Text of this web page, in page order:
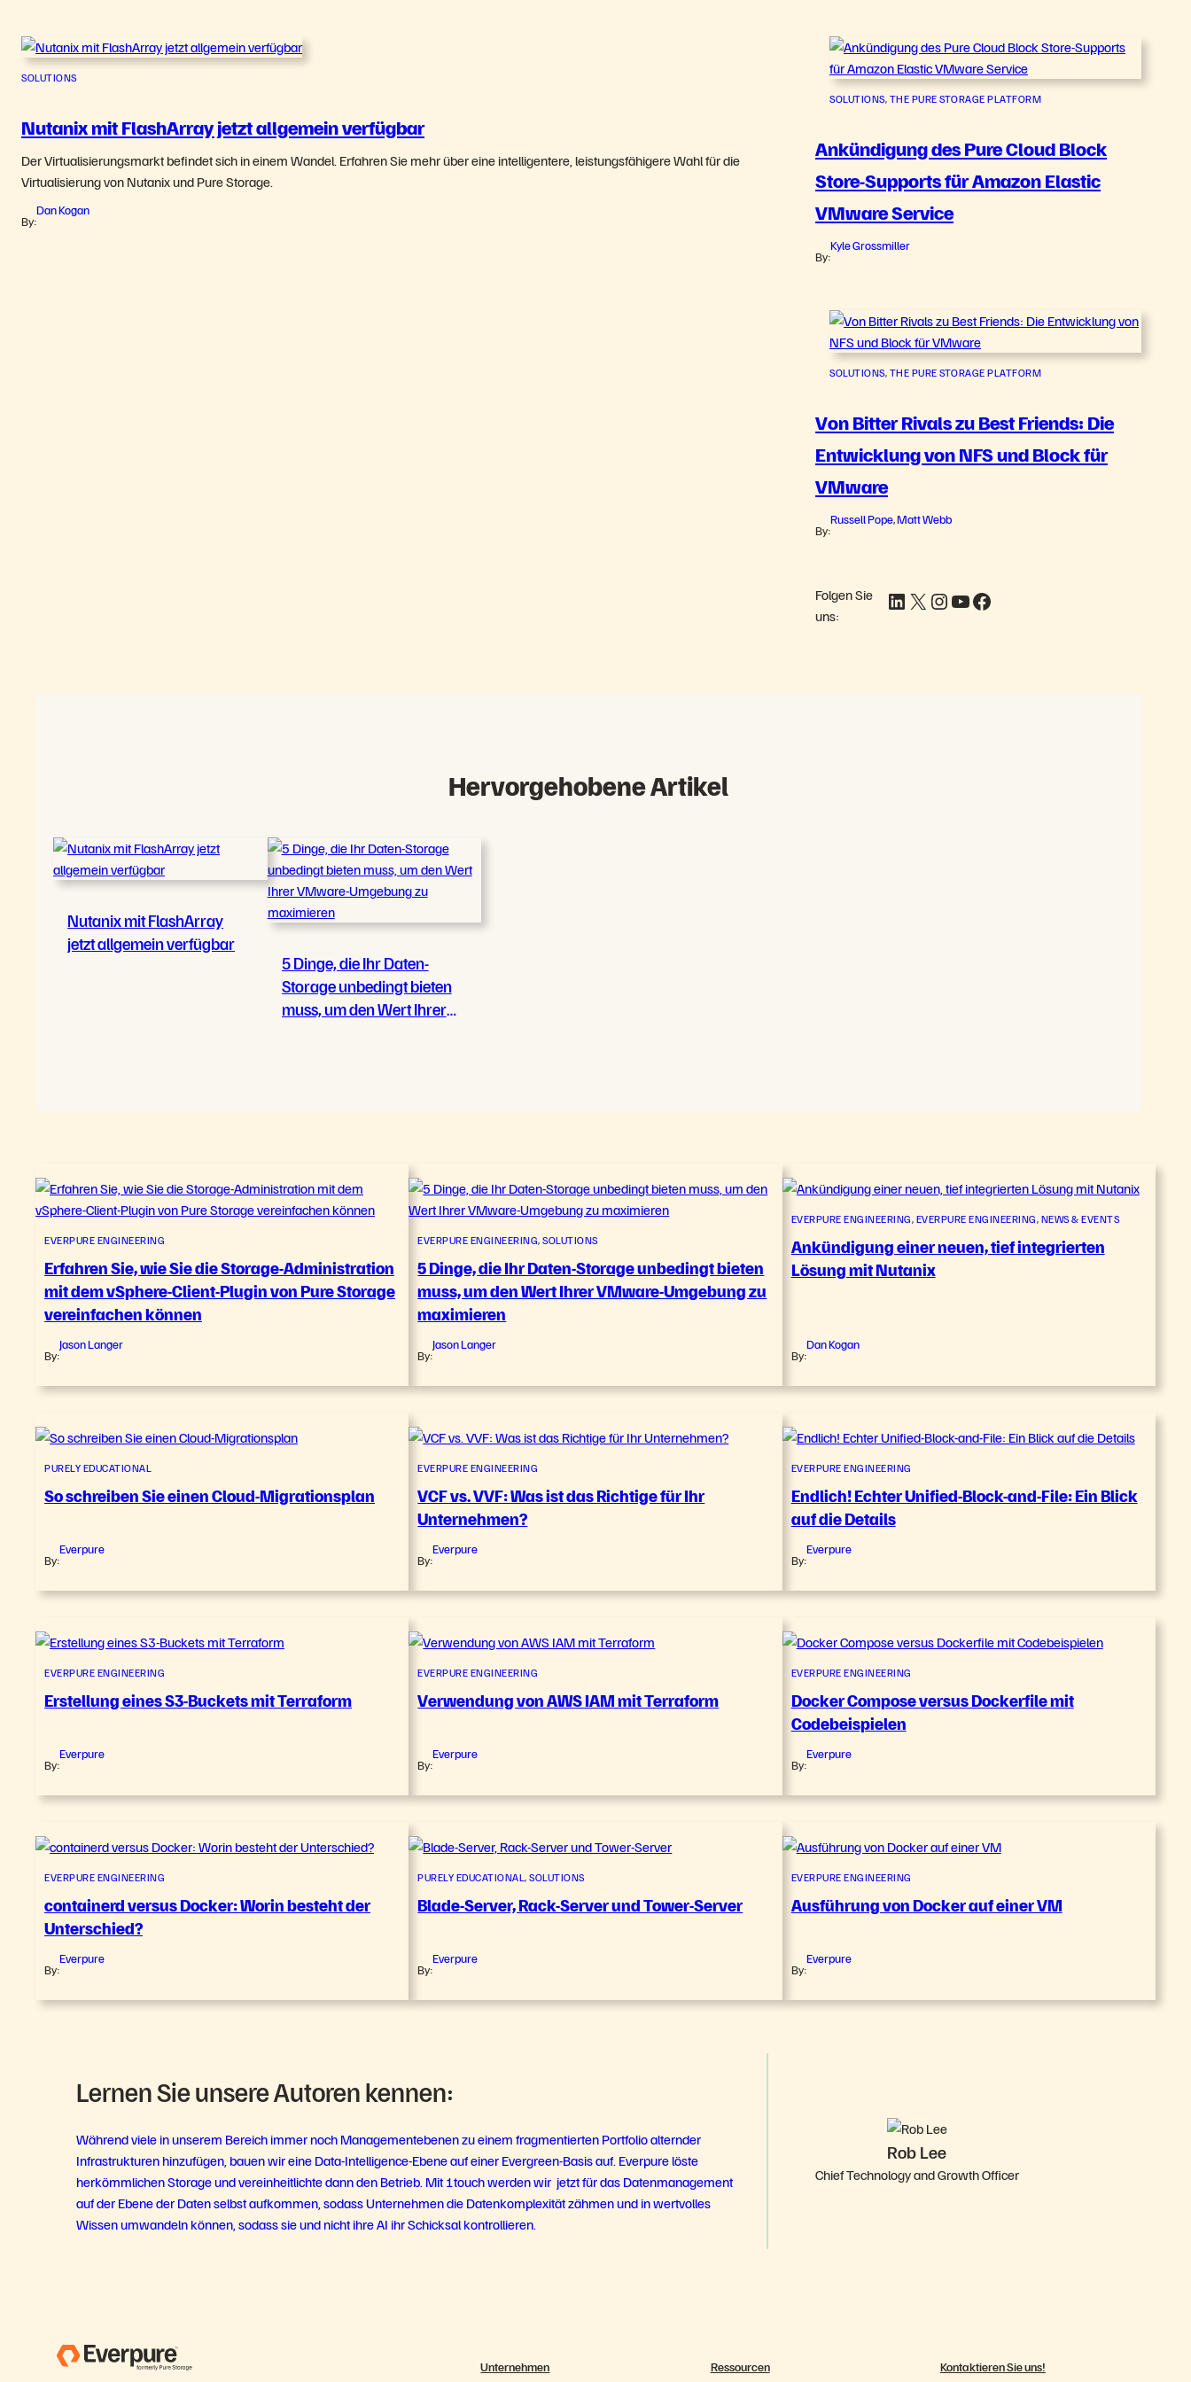
SOLUTIONS
Nutanix mit FlashArray jetzt allgemein verfügbar
Der Virtualisierungsmarkt befindet sich in einem Wandel. Erfahren Sie mehr über eine intelligentere, leistungsfähigere Wahl für die
Virtualisierung von Nutanix und Pure Storage.
By:
Dan Kogan
SOLUTIONS, THE PURE STORAGE PLATFORM
Ankündigung des Pure Cloud Block
Store-Supports für Amazon Elastic
VMware Service
By:
Kyle Grossmiller
SOLUTIONS, THE PURE STORAGE PLATFORM
Von Bitter Rivals zu Best Friends: Die
Entwicklung von NFS und Block für
VMware
By:
Russell Pope,Matt Webb
Folgen Sie
uns:
LinkedIn X Instagram YouTube Facebook
Hervorgehobene Artikel
Nutanix mit FlashArray
jetzt allgemein verfügbar
5 Dinge, die Ihr Daten-
Storage unbedingt bieten
muss, um den Wert Ihrer
EVERPURE ENGINEERING
Erfahren Sie, wie Sie die Storage-Administration
mit dem vSphere-Client-Plugin von Pure Storage
vereinfachen können
By:
Jason Langer
EVERPURE ENGINEERING, SOLUTIONS
5 Dinge, die Ihr Daten-Storage unbedingt bieten
muss, um den Wert Ihrer VMware-Umgebung zu
maximieren
By:
Jason Langer
EVERPURE ENGINEERING, EVERPURE ENGINEERING, NEWS & EVENTS
Ankündigung einer neuen, tief integrierten
Lösung mit Nutanix
By:
Dan Kogan
PURELY EDUCATIONAL
So schreiben Sie einen Cloud-Migrationsplan
By:
Everpure
EVERPURE ENGINEERING
VCF vs. VVF: Was ist das Richtige für Ihr
Unternehmen?
By:
Everpure
EVERPURE ENGINEERING
Endlich! Echter Unified-Block-and-File: Ein Blick
auf die Details
By:
Everpure
EVERPURE ENGINEERING
Erstellung eines S3-Buckets mit Terraform
By:
Everpure
EVERPURE ENGINEERING
Verwendung von AWS IAM mit Terraform
By:
Everpure
EVERPURE ENGINEERING
Docker Compose versus Dockerfile mit
Codebeispielen
By:
Everpure
EVERPURE ENGINEERING
containerd versus Docker: Worin besteht der
Unterschied?
By:
Everpure
PURELY EDUCATIONAL, SOLUTIONS
Blade-Server, Rack-Server und Tower-Server
By:
Everpure
EVERPURE ENGINEERING
Ausführung von Docker auf einer VM
By:
Everpure
Lernen Sie unsere Autoren kennen:
Während viele in unserem Bereich immer noch Managementebenen zu einem fragmentierten Portfolio alternder
Infrastrukturen hinzufügen, bauen wir eine Data-Intelligence-Ebene auf einer Evergreen-Basis auf. Everpure löste
herkömmlichen Storage und vereinheitlichte dann den Betrieb. Mit 1touch werden wir jetzt für das Datenmanagement
auf der Ebene der Daten selbst aufkommen, sodass Unternehmen die Datenkomplexität zähmen und in wertvolles
Wissen umwandeln können, sodass sie und nicht ihre AI ihr Schicksal kontrollieren.
Rob Lee
Chief Technology and Growth Officer
Unternehmen
Ressourcen
Kontaktieren Sie uns!